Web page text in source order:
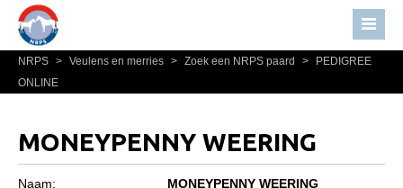
Home
Nieuws
Bestuur NRPS
NRPS > Veulens en merries > Zoek een NRPS paard >
PEDIGREE
ONLINE
MONEYPENNY WEERING
Naam:
MONEYPENNY WEERING